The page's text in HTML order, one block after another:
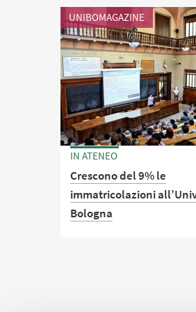
una diffusa sensazione
e di incertezza per il
ad una forte
salute. Donne, giovani
abitanti del Mezzogiorno
categorie più colpite
UNIBOMAGAZINE
IN ATENEO
Crescono del 9% le
immatricolazioni
Bologna